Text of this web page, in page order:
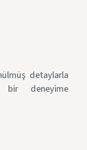
detaylarla
bir deneyime